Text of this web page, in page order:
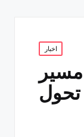
Posted
in
اخبار
تحول